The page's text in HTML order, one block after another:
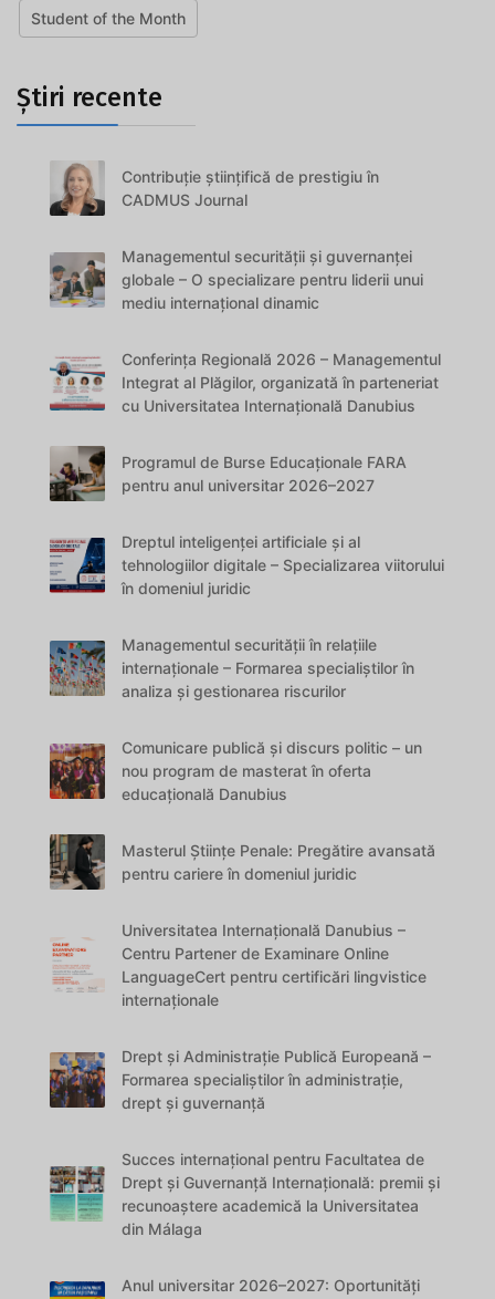
Student of the Month
Știri recente
Contribuție științifică de prestigiu în
CADMUS Journal
Managementul securității și guvernanței
globale – O specializare pentru liderii unui
mediu internațional dinamic
Conferința Regională 2026 – Managementul
Integrat al Plăgilor, organizată în parteneriat
cu Universitatea Internațională Danubius
Programul de Burse Educaționale FARA
pentru anul universitar 2026–2027
Dreptul inteligenței artificiale și al
tehnologiilor digitale – Specializarea viitorului
în domeniul juridic
Managementul securității în relațiile
internaționale – Formarea specialiștilor în
analiza și gestionarea riscurilor
Comunicare publică și discurs politic – un
nou program de masterat în oferta
educațională Danubius
Masterul Științe Penale: Pregătire avansată
pentru cariere în domeniul juridic
Universitatea Internațională Danubius –
Centru Partener de Examinare Online
LanguageCert pentru certificări lingvistice
internaționale
Drept și Administrație Publică Europeană –
Formarea specialiștilor în administrație,
drept și guvernanță
Succes internațional pentru Facultatea de
Drept și Guvernanță Internațională: premii și
recunoaștere academică la Universitatea
din Málaga
Anul universitar 2026–2027: Oportunități